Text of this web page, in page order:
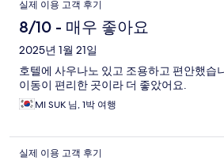
실제 이용 고객 후기
8/10 - 매우 좋아요
2025년 1월 21일
호텔에 사우나노 있고 조용하고 편안했습
이동이 편리한 곳이라 더 좋았어요.
MI SUK 님, 1박 여행
실제 이용 고객 후기